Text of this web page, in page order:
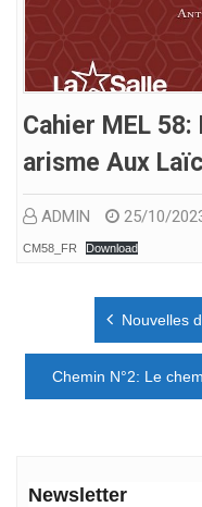
Cahier MEL 58:
Arisme Aux
ADMIN 25/10/
CM58_FR Download
Navigation
l’article
Nouvelles
Chemin N°2: Le
Newsletter